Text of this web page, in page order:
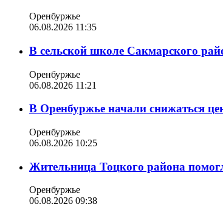
Оренбуржье
06.08.2026 11:35
В сельской школе Сакмарского
Оренбуржье
06.08.2026 11:21
В Оренбуржье начали снижаться
Оренбуржье
06.08.2026 10:25
Жительница Тоцкого района
Оренбуржье
06.08.2026 09:38